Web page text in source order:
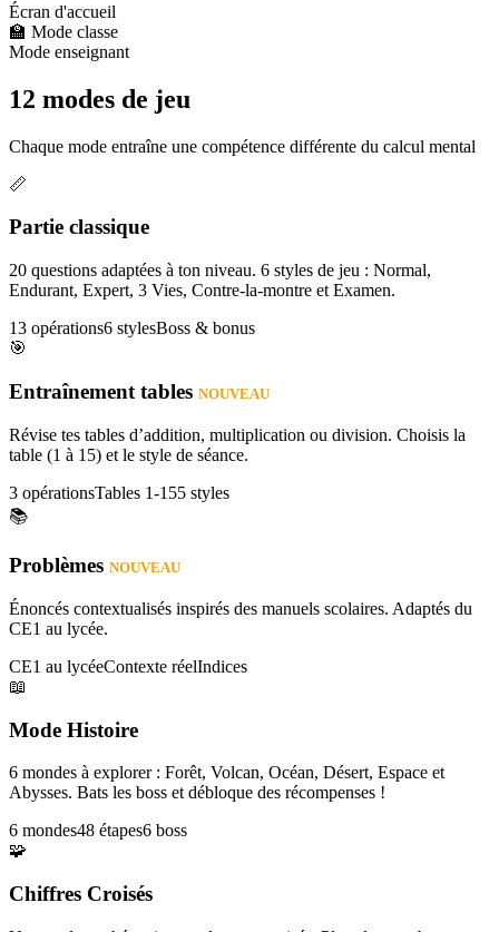
Écran d'accueil
🏫 Mode classe
Mode enseignant
12 modes de jeu
Chaque mode entraîne une compétence différente du calcul mental
📏
Partie classique
20 questions adaptées à ton niveau. 6 styles de jeu : Normal,
Endurant, Expert, 3 Vies, Contre-la-montre et Examen.
13 opérations6 stylesBoss & bonus
🎯
Entraînement tables NOUVEAU
Révise tes tables d’addition, multiplication ou division. Choisis la
table (1 à 15) et le style de séance.
3 opérationsTables 1-155 styles
📚
Problèmes NOUVEAU
Énoncés contextualisés inspirés des manuels scolaires. Adaptés du
CE1 au lycée.
CE1 au lycéeContexte réelIndices
📖
Mode Histoire
6 mondes à explorer : Forêt, Volcan, Océan, Désert, Espace et
Abysses. Bats les boss et débloque des récompenses !
6 mondes48 étapes6 boss
🧩
Chiffres Croisés